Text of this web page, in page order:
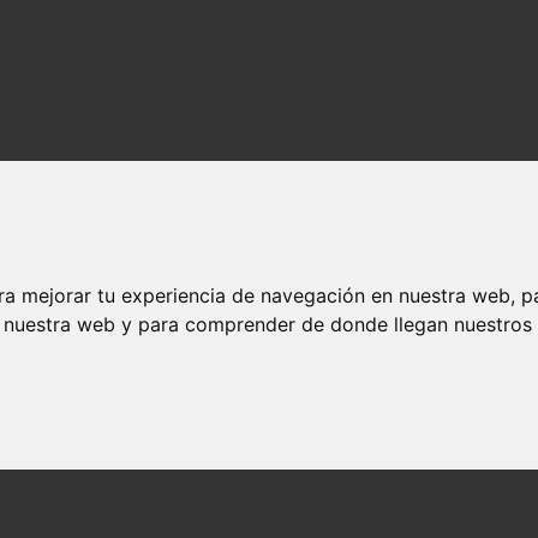
mejorar tu experiencia de navegación en nuestra web,
web y para comprender de donde llegan